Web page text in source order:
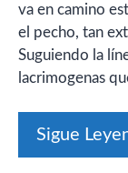
va en camino
el pecho, tan
Suguiendo la
lacrimogenas
Sigue